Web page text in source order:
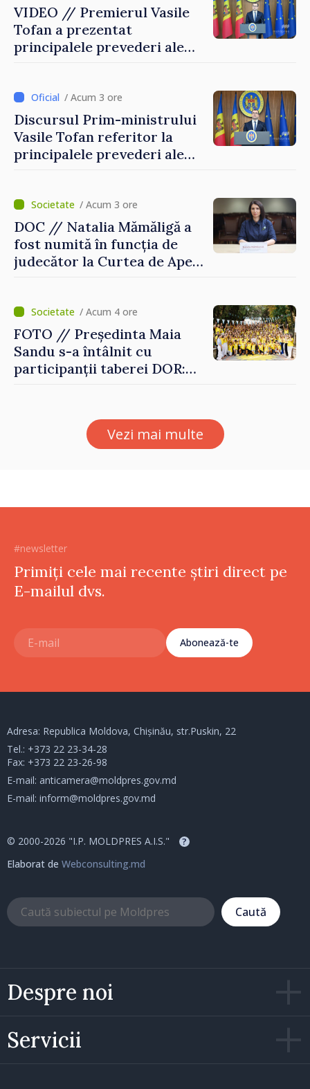
VIDEO // Premierul Vasile
Tofan a prezentat
principalele prevederi ale
/ Acum 3 ore
Discursul Prim-ministrului
Vasile Tofan referitor la
principalele prevederi ale
/ Acum 3 ore
DOC // Natalia Mămăligă a
fost numită în funcția de
judecător la Curtea de Apel
/ Acum 4 ore
FOTO // Președinta Maia
Sandu s-a întâlnit cu
participanții taberei DOR:
Vezi mai multe
#newsletter
Primiți cele mai recente știri direct pe
E-mailul dvs.
Abonează-te
Despre noi
Servicii
Adresa: Republica Moldova, Chișinău, str.Puskin, 22
Tel.: +373 22 23-34-28
Fax: +373 22 23-26-98
E-mail: anticamera@moldpres.gov.md
E-mail: inform@moldpres.gov.md
© 2000-2026 "I.P. MOLDPRES A.I.S." ?
Elaborat de Webconsulting.md
Caută